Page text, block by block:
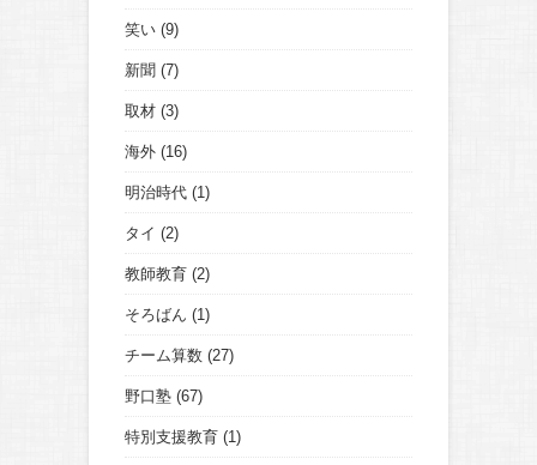
笑い (9)
新聞 (7)
取材 (3)
海外 (16)
明治時代 (1)
タイ (2)
教師教育 (2)
そろばん (1)
チーム算数 (27)
野口塾 (67)
特別支援教育 (1)